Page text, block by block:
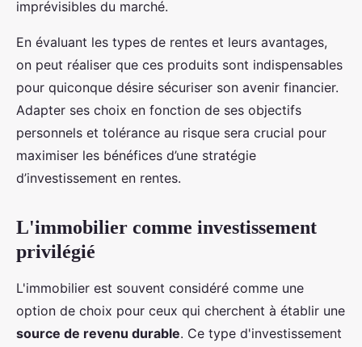
imprévisibles du marché.
En évaluant les types de rentes et leurs avantages,
on peut réaliser que ces produits sont indispensables
pour quiconque désire sécuriser son avenir financier.
Adapter ses choix en fonction de ses objectifs
personnels et tolérance au risque sera crucial pour
maximiser les bénéfices d’une stratégie
d’investissement en rentes.
L'immobilier comme investissement
privilégié
L'immobilier est souvent considéré comme une
option de choix pour ceux qui cherchent à établir une
source de revenu durable. Ce type d'investissement